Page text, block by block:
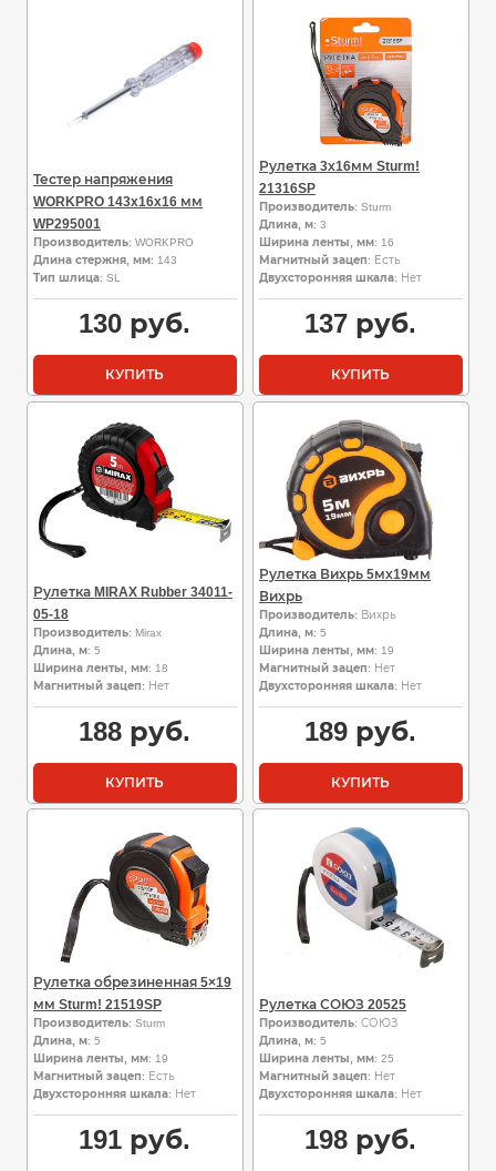
Тестер напряжения
WORKPRO 143x16x16 мм
WP295001
Производитель: WORKPRO
Длина стержня, мм: 143
Тип шлица: SL
130 руб.
КУПИТЬ
Рулетка 3х16мм Sturm!
21316SP
Производитель: Sturm
Длина, м: 3
Ширина ленты, мм: 16
Магнитный зацеп: Есть
Двухсторонняя шкала: Нет
137 руб.
КУПИТЬ
Рулетка MIRAX Rubber 34011-
05-18
Производитель: Mirax
Длина, м: 5
Ширина ленты, мм: 18
Магнитный зацеп: Нет
188 руб.
КУПИТЬ
Рулетка Вихрь 5мх19мм
Вихрь
Производитель: Вихрь
Длина, м: 5
Ширина ленты, мм: 19
Магнитный зацеп: Нет
Двухсторонняя шкала: Нет
189 руб.
КУПИТЬ
Рулетка обрезиненная 5×19
мм Sturm! 21519SP
Производитель: Sturm
Длина, м: 5
Ширина ленты, мм: 19
Магнитный зацеп: Есть
Двухсторонняя шкала: Нет
191 руб.
Рулетка СОЮЗ 20525
Производитель: СОЮЗ
Длина, м: 5
Ширина ленты, мм: 25
Магнитный зацеп: Нет
Двухсторонняя шкала: Нет
198 руб.